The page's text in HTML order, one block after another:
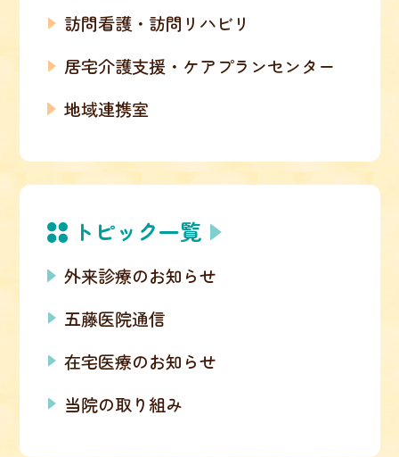
訪問看護・訪問リハビリ
居宅介護支援・ケアプランセンター
地域連携室
トピック一覧
外来診療のお知らせ
五藤医院通信
在宅医療のお知らせ
当院の取り組み